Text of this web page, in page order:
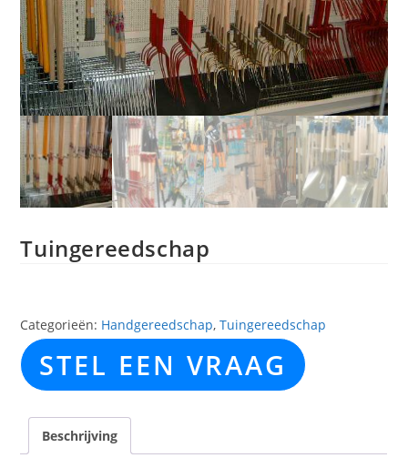
Tuingereedschap
Categorieën: Handgereedschap,Tuingereedschap
STEL EEN VRAAG
Beschrijving